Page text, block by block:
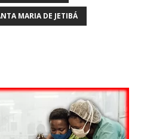
MARIA DE JETIBÁ